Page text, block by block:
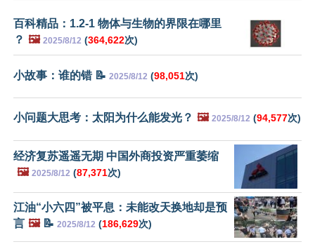
百科精品：1.2-1 物体与生物的界限在哪里
？ 🖼️ 2025/8/12 (364,622次)
小故事：谁的错 📝 2025/8/12 (98,051次)
小问题大思考：太阳为什么能发光？ 🖼️ 2025/8/12 (94,577次)
经济复苏遥遥无期 中国外商投资严重萎缩
🖼️ 2025/8/12 (87,371次)
江油“小六四”被平息：未能改天换地却是预
言 🖼️📝 2025/8/12 (186,629次)